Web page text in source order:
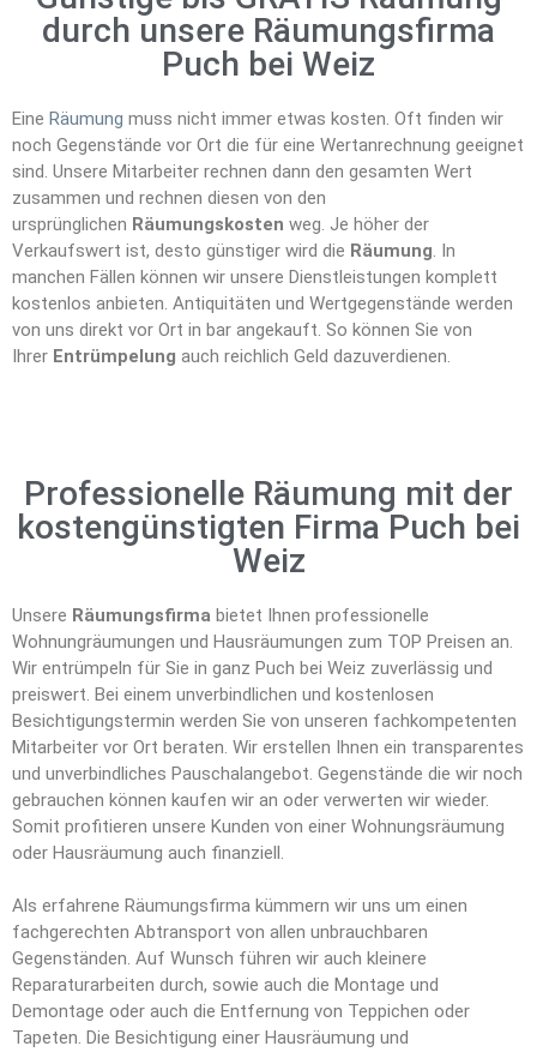
durch unsere Räumungsfirma
Puch bei Weiz
Eine Räumung muss nicht immer etwas kosten. Oft finden wir
noch Gegenstände vor Ort die für eine Wertanrechnung geeignet
sind. Unsere Mitarbeiter rechnen dann den gesamten Wert
zusammen und rechnen diesen von den
ursprünglichen Räumungskosten weg. Je höher der
Verkaufswert ist, desto günstiger wird die Räumung. In
manchen Fällen können wir unsere Dienstleistungen komplett
kostenlos anbieten. Antiquitäten und Wertgegenstände werden
von uns direkt vor Ort in bar angekauft. So können Sie von
Ihrer Entrümpelung auch reichlich Geld dazuverdienen.
Professionelle Räumung mit der
kostengünstigten Firma Puch bei
Weiz
Unsere Räumungsfirma bietet Ihnen professionelle
Wohnungräumungen und Hausräumungen zum TOP Preisen an.
Wir entrümpeln für Sie in ganz Puch bei Weiz zuverlässig und
preiswert. Bei einem unverbindlichen und kostenlosen
Besichtigungstermin werden Sie von unseren fachkompetenten
Mitarbeiter vor Ort beraten. Wir erstellen Ihnen ein transparentes
und unverbindliches Pauschalangebot. Gegenstände die wir noch
gebrauchen können kaufen wir an oder verwerten wir wieder.
Somit profitieren unsere Kunden von einer Wohnungsräumung
oder Hausräumung auch finanziell.
Als erfahrene Räumungsfirma kümmern wir uns um einen
fachgerechten Abtransport von allen unbrauchbaren
Gegenständen. Auf Wunsch führen wir auch kleinere
Reparaturarbeiten durch, sowie auch die Montage und
Demontage oder auch die Entfernung von Teppichen oder
Tapeten. Die Besichtigung einer Hausräumung und